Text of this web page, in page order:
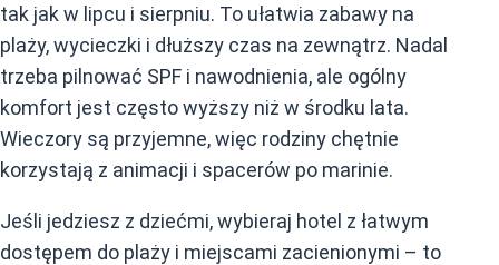
tak jak w lipcu i sierpniu. To ułatwia zabawy na
plaży, wycieczki i dłuższy czas na zewnątrz. Nadal
trzeba pilnować SPF i nawodnienia, ale ogólny
komfort jest często wyższy niż w środku lata.
Wieczory są przyjemne, więc rodziny chętnie
korzystają z animacji i spacerów po marinie.
Jeśli jedziesz z dziećmi, wybieraj hotel z łatwym
dostępem do plaży i miejscami zacienionymi – to